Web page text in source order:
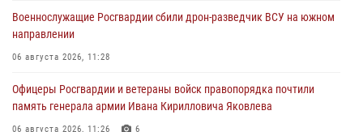
Военнослужащие Росгвардии сбили дрон-разведчик ВСУ на южном
направлении
06 августа 2026, 11:28
Офицеры Росгвардии и ветераны войск правопорядка почтили
память генерала армии Ивана Кирилловича Яковлева
06 августа 2026, 11:26 6